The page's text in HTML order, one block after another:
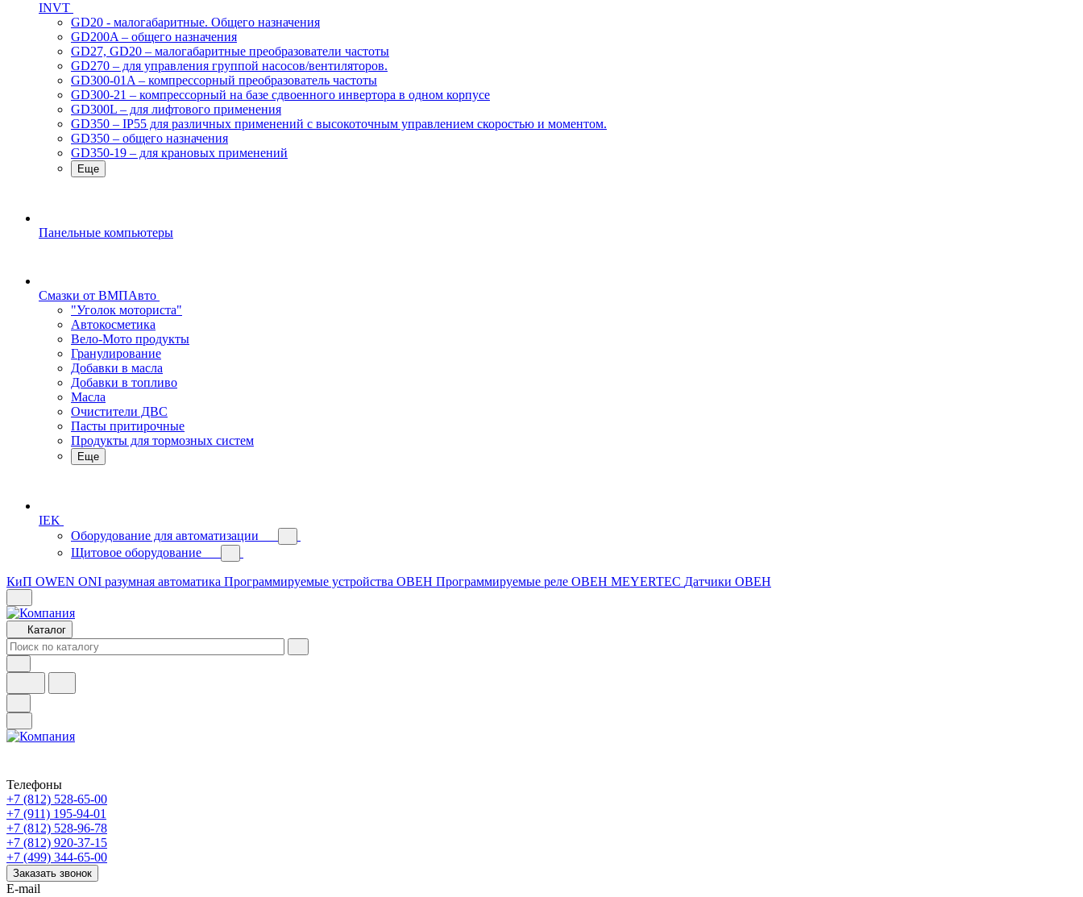
INVT
GD20 - малогабаритные. Общего назначения
GD200A – общего назначения
GD27, GD20 – малогабаритные преобразователи частоты
GD270 – для управления группой насосов/вентиляторов.
GD300-01A – компрессорный преобразователь частоты
GD300-21 – компрессорный на базе сдвоенного инвертора в одном корпусе
GD300L – для лифтового применения
GD350 – IP55 для различных применений с высокоточным управлением скоростью и моментом.
GD350 – общего назначения
GD350-19 – для крановых применений
Еще
Панельные компьютеры
Смазки от ВМПАвто
"Уголок моториста"
Автокосметика
Вело-Мото продукты
Гранулирование
Добавки в масла
Добавки в топливо
Масла
Очистители ДВС
Пасты притирочные
Продукты для тормозных систем
Еще
IEK
Оборудование для автоматизации
Щитовое оборудование
КиП OWEN ONI разумная автоматика Программируемые устройства ОВЕН Программируемые реле ОВЕН MEYERTEC Датчики ОВЕН
Каталог
Телефоны
+7 (812) 528-65-00
+7 (911) 195-94-01
+7 (812) 528-96-78
+7 (812) 920-37-15
+7 (499) 344-65-00
Заказать звонок
E-mail